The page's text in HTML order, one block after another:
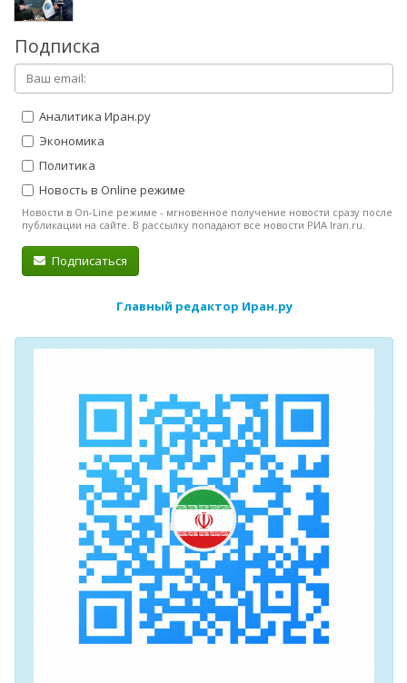
Подписка
Аналитика Иран.ру
Экономика
Политика
Новость в Online режиме
Новости в On-Line режиме - мгновенное получение новости сразу после
публикации на сайте. В рассылку попадают все новости РИА Iran.ru.
Подписаться
Главный редактор Иран.ру